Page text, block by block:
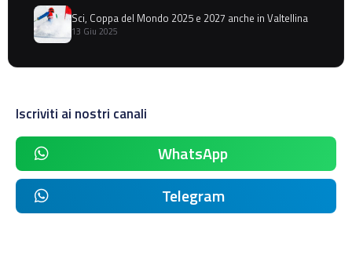
Sci, Coppa del Mondo 2025 e 2027 anche in Valtellina
13 Giu 2025
Iscriviti ai nostri canali
WhatsApp
Telegram